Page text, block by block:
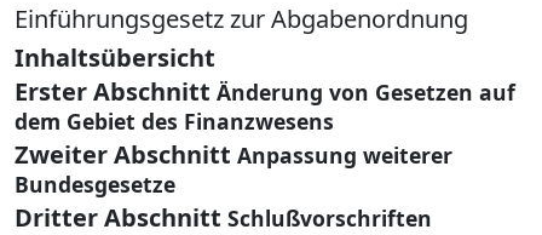
Einführungsgesetz zur Abgabenordnung
Inhaltsübersicht
Erster Abschnitt Änderung von Gesetzen auf
dem Gebiet des Finanzwesens
Zweiter Abschnitt Anpassung weiterer
Bundesgesetze
Dritter Abschnitt Schlußvorschriften